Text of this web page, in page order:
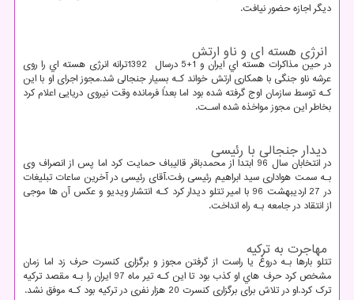
دیگر اجازه حضور نیافت.
انرژی هسته ای و ناو ارتش
در حین مذاکرات هسته اي ایران و 1+5 درسال 1392ترانه انرژی هسته اي را روی
عرشه ناو جنگی با همکاری ارتش خواند کـه بسیار جنجالی شد.مجوز اجرای او با این
کـه توسط سازمان اوج گرفته شده بود اما بعداً فرمانده وقت نیروی دریایی اعلام کرد
بخاطر این مجوز مواخذه شده اسـت.
دیدار جنجالی با رئیسی
در انتخابان سال 96 ابتدا از محمدباقر قالیباف حمایت کرد اما پس از انصراف وی
بـه سمت هواداری سید ابراهیم رئیسی رفت.آقای رئیسی در آخرین ساعات تبلیغات
در 27 اردیبهشت 96 با امیر تتلو دیدار کرد کـه انتشار ویدیو و عکس آن ها موجی
از انتقاد در جامعه بـه راه انداخت.
مهاجرت به ترکیه
تتلو بارها بـه دروغ یا راست از گرفتن مجوز و برگزاری کنسرت حرف زد اما زمان
مشخص کرد حرف هاي‌ او کذب بود تا این کـه تیر ماه 97 ایران را بـه مقصد ترکیه
ترک کرد.او در تلاش برای برگزاری کنسرت 20 هزار نفری در ترکیه بود کـه موفق نشد.